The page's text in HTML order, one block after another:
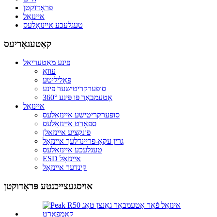
פּראָדוקטן
איינזאָל
טעגלעכע איינזאָלעס
קאַטעגאָריעס
פּינע מאַטעריאַל
עוואַ
פּאָליליטע
סופּערקריטישער פּינע
360° אָטעמבאַר פּו פּינע
איינזאָל
סופּערקריטישע איינזאָלעס
ספּאָרט איינזאָלעס
פונקציע איינזאלן
גרין עקאָ-פריינדלעך איינזאָל
טעגלעכע איינזאָלעס
ESD איינזאָל
קינדער איינזאָל
אויסגעצייכנטע פּראָדוקטן